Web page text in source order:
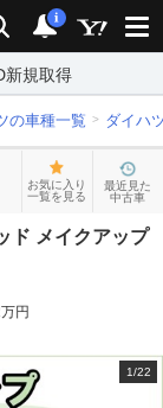
検索 通知
i
新規取得
の車種一覧 ダイハ
お気に入り
一覧を見る
最近見た
中古車
ド メイクアップ
万円
1/22